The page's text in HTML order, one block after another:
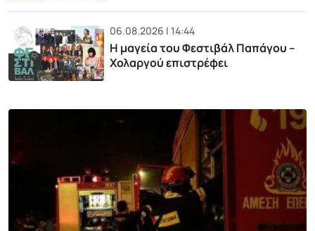
06.08.2026 | 14:44
Η μαγεία του Φεστιβάλ Παπάγου –
Χολαργού επιστρέφει